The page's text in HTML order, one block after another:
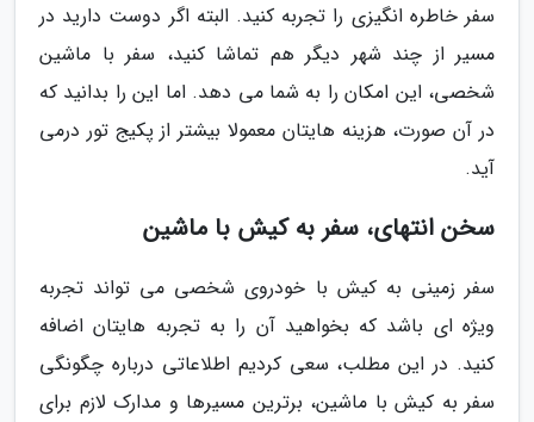
سفر خاطره انگیزی را تجربه کنید. البته اگر دوست دارید در
مسیر از چند شهر دیگر هم تماشا کنید، سفر با ماشین
شخصی، این امکان را به شما می دهد. اما این را بدانید که
در آن صورت، هزینه هایتان معمولا بیشتر از پکیج تور درمی
آید.
سخن انتهای، سفر به کیش با ماشین
سفر زمینی به کیش با خودروی شخصی می تواند تجربه
ویژه ای باشد که بخواهید آن را به تجربه هایتان اضافه
کنید. در این مطلب، سعی کردیم اطلاعاتی درباره چگونگی
سفر به کیش با ماشین، برترین مسیرها و مدارک لازم برای